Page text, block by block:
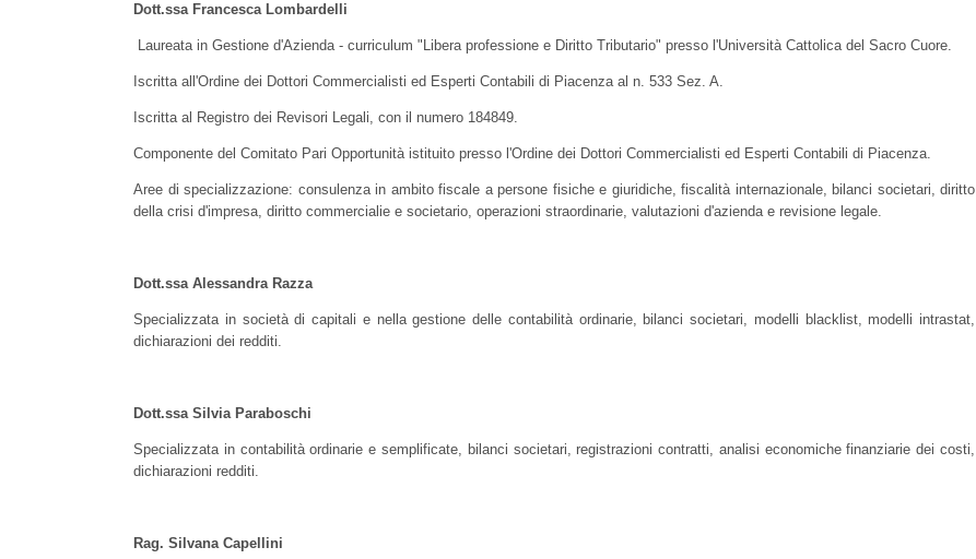
Dott.ssa Francesca Lombardelli
Laureata in Gestione d'Azienda - curriculum "Libera professione e Diritto Tributario" presso l'Università Cattolica del Sacro Cuore.
Iscritta all'Ordine dei Dottori Commercialisti ed Esperti Contabili di Piacenza al n. 533 Sez. A.
Iscritta al Registro dei Revisori Legali, con il numero 184849.
Componente del Comitato Pari Opportunità istituito presso l'Ordine dei Dottori Commercialisti ed Esperti Contabili di Piacenza.
Aree di specializzazione: consulenza in ambito fiscale a persone fisiche e giuridiche, fiscalità internazionale, bilanci societari, diritto
della crisi d'impresa, diritto commercialie e societario, operazioni straordinarie, valutazioni d'azienda e revisione legale.
Dott.ssa Alessandra Razza
Specializzata in società di capitali e nella gestione delle contabilità ordinarie, bilanci societari, modelli blacklist, modelli intrastat,
dichiarazioni dei redditi.
Dott.ssa Silvia Paraboschi
Specializzata in contabilità ordinarie e semplificate, bilanci societari, registrazioni contratti, analisi economiche finanziarie dei costi,
dichiarazioni redditi.
Rag. Silvana Capellini